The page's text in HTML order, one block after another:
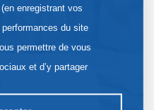
enregistrant vos
du site
permettre de vous
et d’y partager
notre site ou ceux de